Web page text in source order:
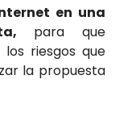
en una
para que
riesgos que
la propuesta